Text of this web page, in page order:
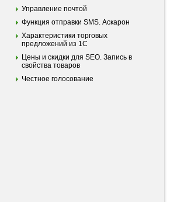
Управление почтой
Функция отправки SMS. Аскарон
Характеристики торговых
предложений из 1С
Цены и скидки для SEO. Запись в
свойства товаров
Честное голосование